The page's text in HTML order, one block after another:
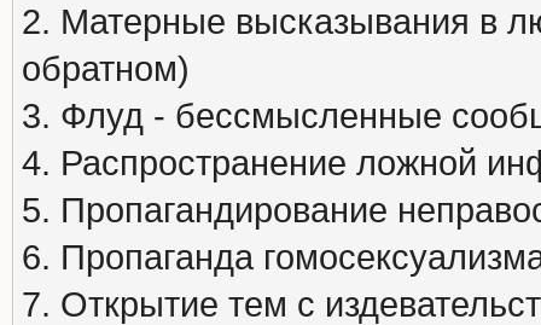
2. Матерные высказывания в
обратном)
3. Флуд - бессмысленные
4. Распространение ложной
5. Пропагандирование
6. Пропаганда
7. Открытие тем с